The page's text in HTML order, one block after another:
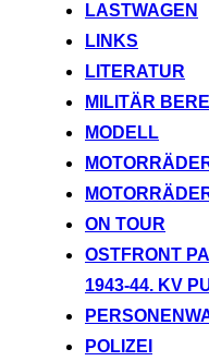
LASTWAGEN
LINKS
LITERATUR
MILITÄR
MODELL
ON TOUR
OSTFRONT
1943-44. KV
POLIZEI